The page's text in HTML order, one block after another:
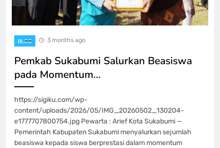
BLOG 3 months ago
Pemkab Sukabumi Salurkan Beasiswa
pada Momentum…
https://sigiku.com/wp-
content/uploads/2026/05/IMG_20260502_130204-
e1777707800754.jpg Pewarta : Arief Kota Sukabumi —
Pemerintah Kabupaten Sukabumi menyalurkan sejumlah
beasiswa kepada siswa berprestasi dalam momentum